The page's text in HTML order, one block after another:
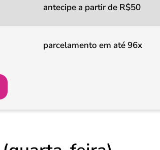
antecipe a partir de R$50
parcelamento em até 96x